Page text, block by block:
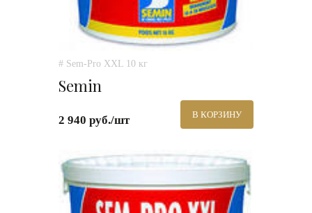
# Sem-Pro XXL 10 кг
Semin
2 940 руб./шт В КОРЗИНУ